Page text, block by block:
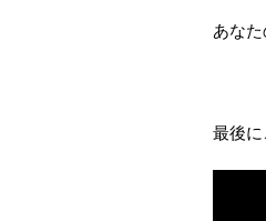
あな
最後に